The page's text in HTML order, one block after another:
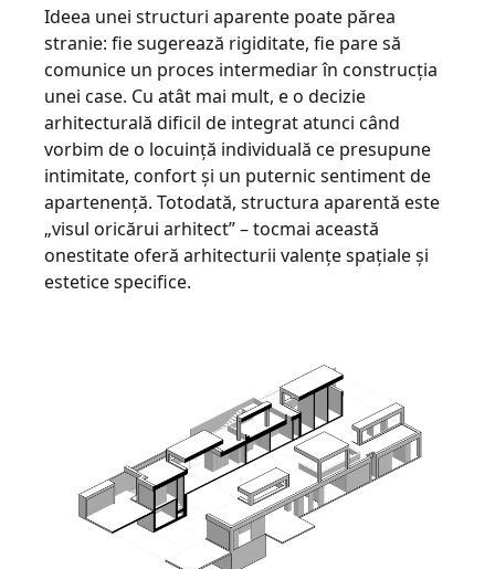
Ideea unei structuri aparente poate părea
stranie: fie sugerează rigiditate, fie pare să
comunice un proces intermediar în construcția
unei case. Cu atât mai mult, e o decizie
arhitecturală dificil de integrat atunci când
vorbim de o locuință individuală ce presupune
intimitate, confort și un puternic sentiment de
apartenență. Totodată, structura aparentă este
„visul oricărui arhitect” – tocmai această
onestitate oferă arhitecturii valențe spațiale și
estetice specifice.